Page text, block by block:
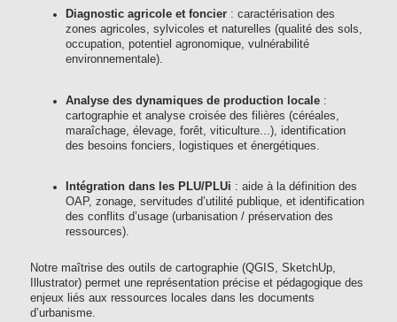
Diagnostic agricole et foncier : caractérisation des
zones agricoles, sylvicoles et naturelles (qualité des sols,
occupation, potentiel agronomique, vulnérabilité
environnementale).
Analyse des dynamiques de production locale :
cartographie et analyse croisée des filières (céréales,
maraîchage, élevage, forêt, viticulture...), identification
des besoins fonciers, logistiques et énergétiques.
Intégration dans les PLU/PLUi : aide à la définition des
OAP, zonage, servitudes d’utilité publique, et identification
des conflits d’usage (urbanisation / préservation des
ressources).
Notre maîtrise des outils de cartographie (QGIS, SketchUp,
Illustrator) permet une représentation précise et pédagogique des
enjeux liés aux ressources locales dans les documents
d’urbanisme.